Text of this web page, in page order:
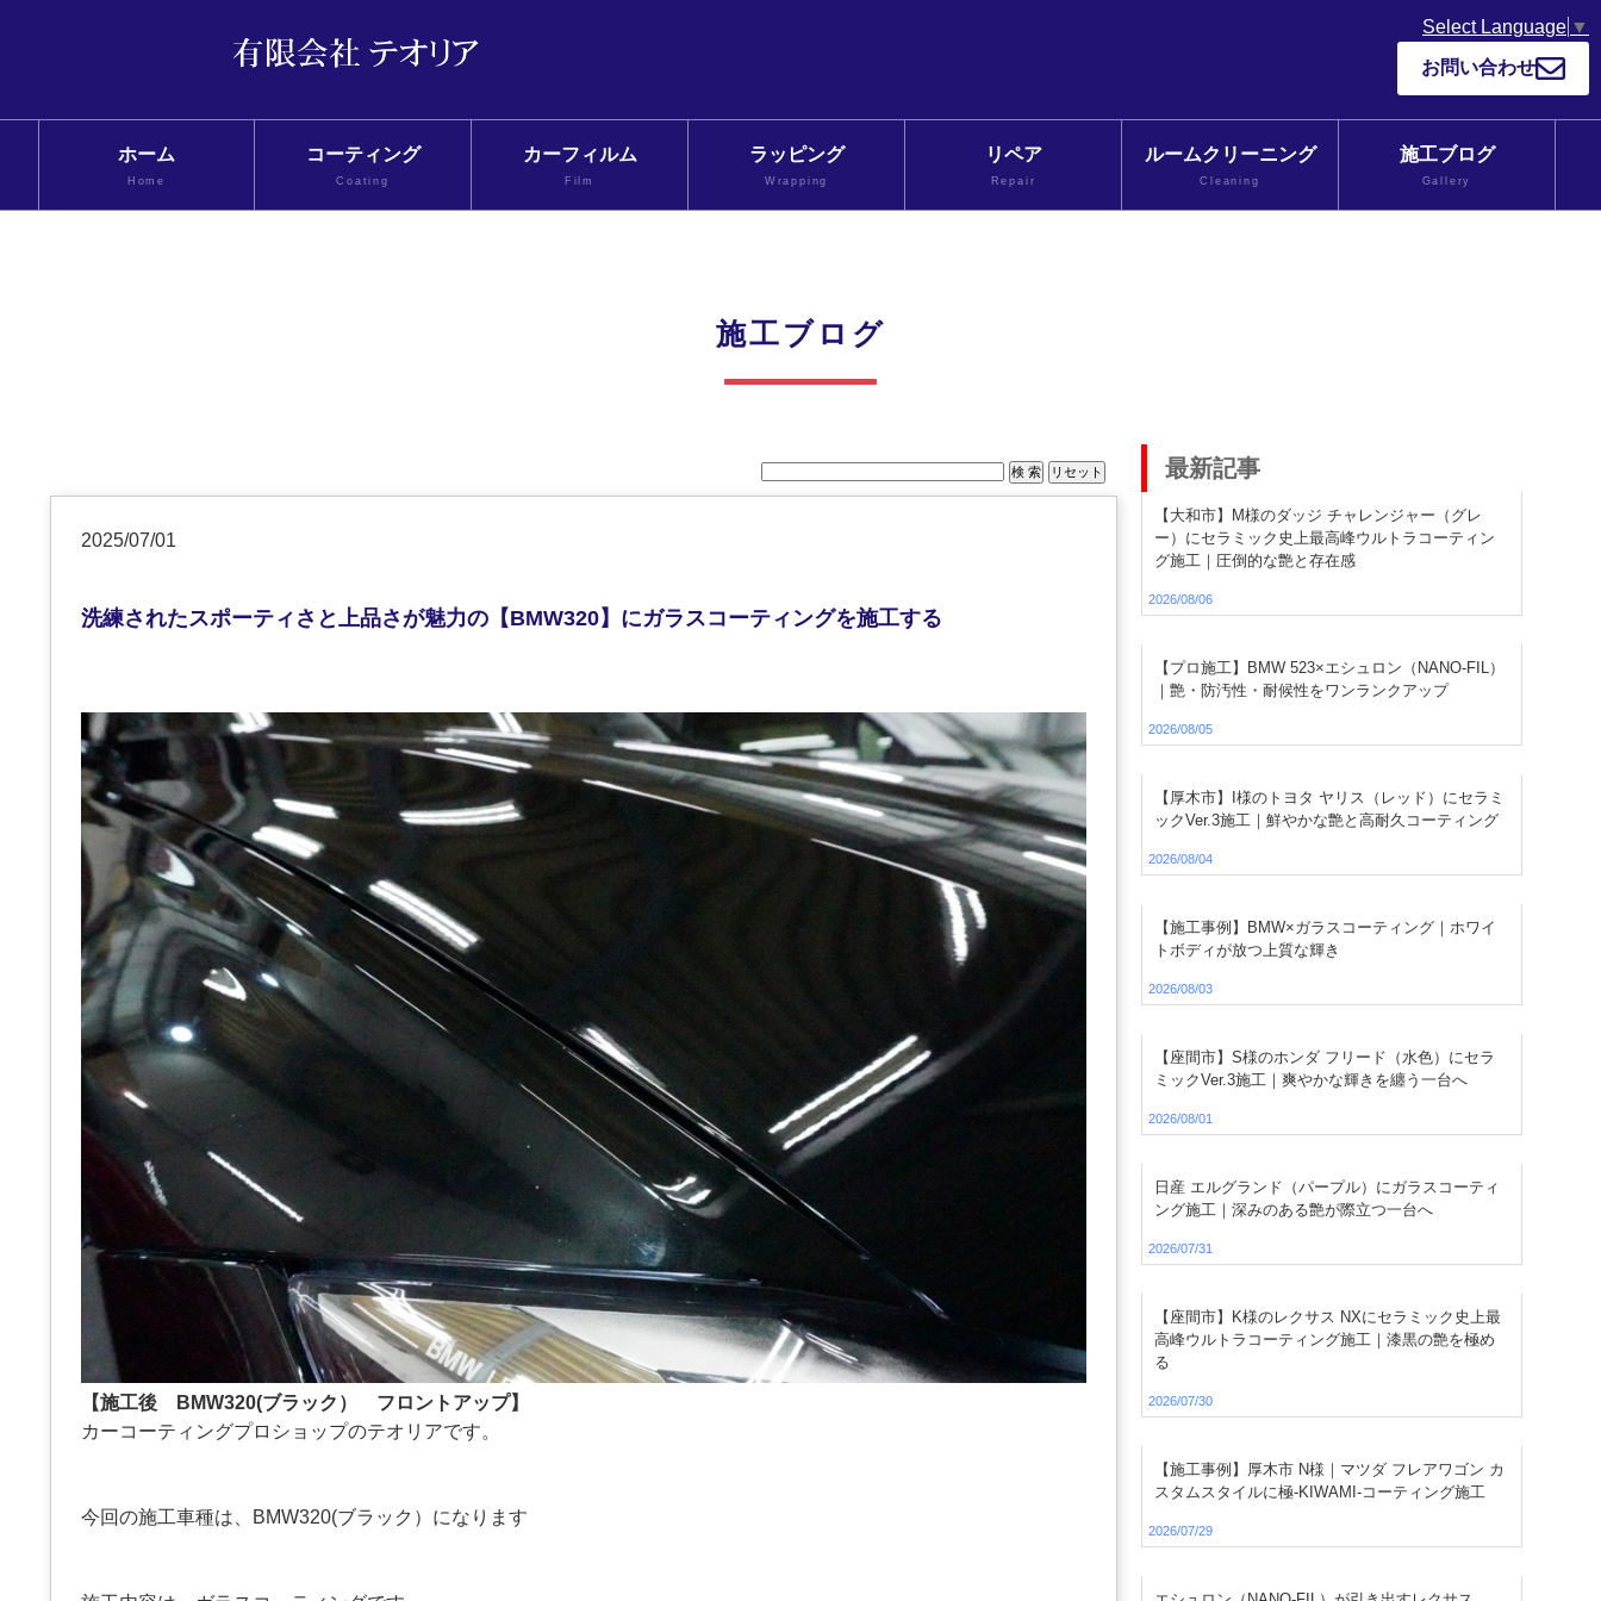
Select Language ▼
お問い合わせ
ホーム
Home
コーティング
Coating
カーフィルム
Film
ラッピング
Wrapping
リペア
Repair
ルームクリーニング
Cleaning
施工ブログ
Gallery
施工ブログ
2025/07/01
洗練されたスポーティさと上品さが魅力の【BMW320】にガラスコーティングを施工する
【施工後 BMW320(ブラック） フロントアップ】
カーコーティングプロショップのテオリアです。
今回の施工車種は、BMW320(ブラック）になります
最新記事
【大和市】M様のダッジ チャレンジャー（グレ
ー）にセラミック史上最高峰ウルトラコーティン
グ施工｜圧倒的な艶と存在感
2026/08/06
【プロ施工】BMW 523×エシュロン（NANO-FIL）
｜艶・防汚性・耐候性をワンランクアップ
2026/08/05
【厚木市】I様のトヨタ ヤリス（レッド）にセラミ
ックVer.3施工｜鮮やかな艶と高耐久コーティング
2026/08/04
【施工事例】BMW×ガラスコーティング｜ホワイ
トボディが放つ上質な輝き
2026/08/03
【座間市】S様のホンダ フリード（水色）にセラ
ミックVer.3施工｜爽やかな輝きを纏う一台へ
2026/08/01
日産 エルグランド（パープル）にガラスコーティ
ング施工｜深みのある艶が際立つ一台へ
2026/07/31
【座間市】K様のレクサス NXにセラミック史上最
高峰ウルトラコーティング施工｜漆黒の艶を極め
る
2026/07/30
【施工事例】厚木市 N様｜マツダ フレアワゴン カ
スタムスタイルに極-KIWAMI-コーティング施工
2026/07/29